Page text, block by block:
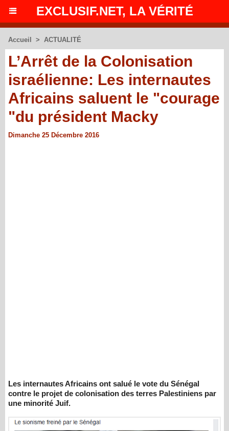
EXCLUSIF.NET, LA VÉRITÉ
Accueil > ACTUALITÉ
L’Arrêt de la Colonisation
israélienne: Les internautes
Africains saluent le "courage
"du président Macky
Dimanche 25 Décembre 2016
Les internautes Africains ont salué le vote du Sénégal
contre le projet de colonisation des terres Palestiniens par
une minorité Juif.